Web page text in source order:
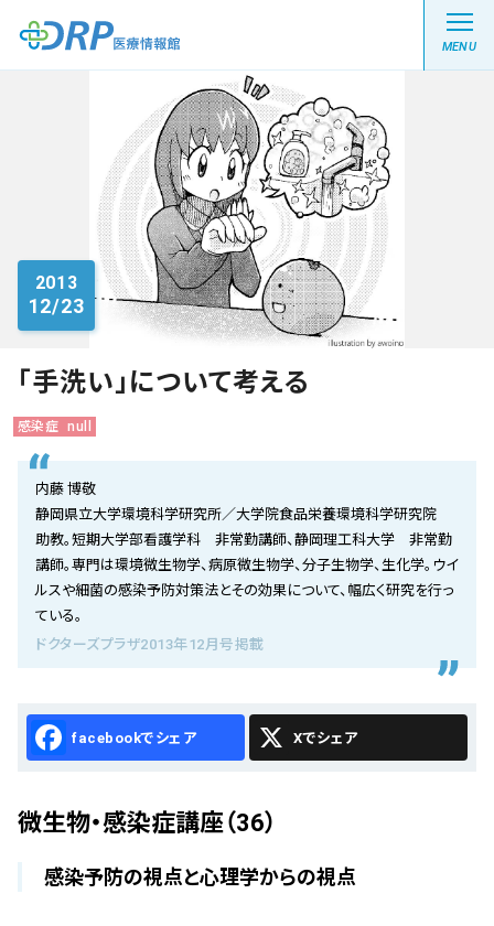
MENU
最新の注目記事
栄養健康レシピ
医療系学生記事
健康川柳
DRP医療情報館とは?
会社概要
お知らせ
お問い合わせ
2013
12/23
「手洗い」について考える
感染症 null
内藤 博敬
静岡県立大学環境科学研究所／大学院食品栄養環境科学研究院
助教。短期大学部看護学科 非常勤講師、静岡理工科大学 非常勤
講師。専門は環境微生物学、病原微生物学、分子生物学、生化学。ウイ
ルスや細菌の感染予防対策法とその効果について、幅広く研究を行っ
ている。
ドクターズプラザ2013年12月号掲載
Facebook X
微生物・感染症講座（36）
感染予防の視点と心理学からの視点